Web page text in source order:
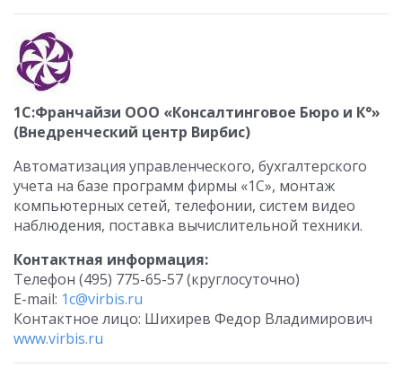
1С:Франчайзи ООО «Консалтинговое Бюро и К°»
(Внедренческий центр Вирбис)
Автоматизация управленческого, бухгалтерского
учета на базе программ фирмы «1С», монтаж
компьютерных сетей, телефонии, систем видео
наблюдения, поставка вычислительной техники.
Контактная информация:
Телефон (495) 775-65-57 (круглосуточно)
E-mail: 1c@virbis.ru
Контактное лицо: Шихирев Федор Владимирович
www.virbis.ru